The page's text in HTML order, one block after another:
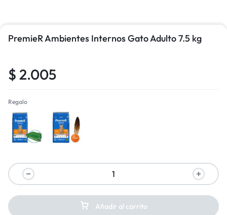
PremieR Ambientes Internos Gato Adulto 7.5 kg
$ 2.005
Regalo
Bandeja Pelota
Añadir al carrito